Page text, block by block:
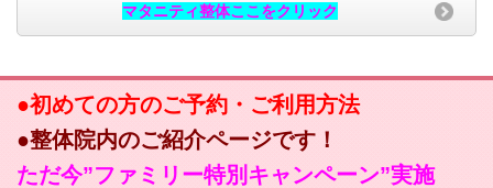
マタニティ整体ここをクリック
●初めての方のご予約・ご利用方法
●整体院内のご紹介ページです！
ただ今”ファミリー特別キャンペーン”実施